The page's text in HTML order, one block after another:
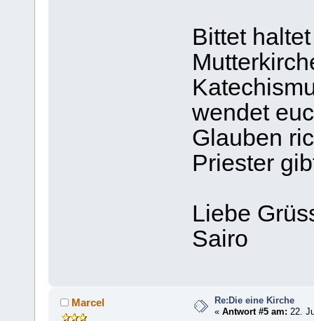
Bittet
wendet
Glauben
Priester
Liebe
Sairo
Marcel
Re:Die eine Kirche
«Antwort #5 am: 22.